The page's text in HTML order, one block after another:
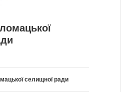
селищної ради